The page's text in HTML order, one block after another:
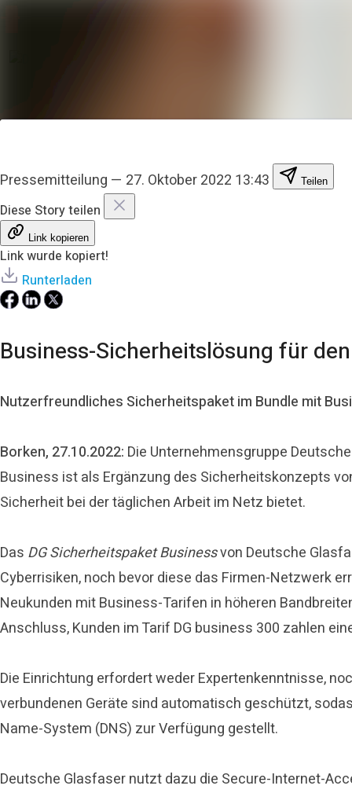
Pressemitteilung — 27. Oktober 2022 13:43 Teilen
Diese Story teilen
Link kopieren
Link wurde kopiert!
Runterladen
Business-Sicherheitslösung für
Nutzerfreundliches Sicherheitspaket im Bundle mit
Borken, 27.10.2022: Die Unternehmensgruppe
Business ist als Ergänzung des Sicherheitskonzepts
Sicherheit bei der täglichen Arbeit im Netz bietet.
Das DG Sicherheitspaket Businessvon Deutsche
Cyberrisiken, noch bevor diese das Firmen-Netzwerk
Neukunden mit Business-Tarifen in höheren
Anschluss, Kunden im Tarif DG business 300 zahlen
Die Einrichtung erfordert weder Expertenkenntnisse,
verbundenen Geräte sind automatisch geschützt,
Name-System (DNS) zur Verfügung gestellt.
Deutsche Glasfaser nutzt dazu die Secure-Internet-